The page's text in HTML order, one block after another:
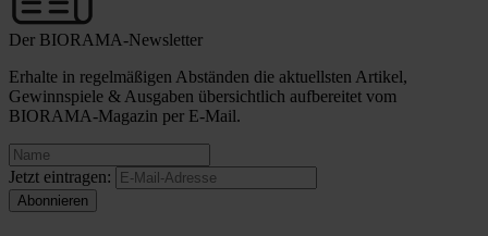
Der BIORAMA-Newsletter
Erhalte in regelmäßigen Abständen die aktuellsten Artikel,
Gewinnspiele & Ausgaben übersichtlich aufbereitet vom
BIORAMA-Magazin per E-Mail.
Jetzt eintragen: